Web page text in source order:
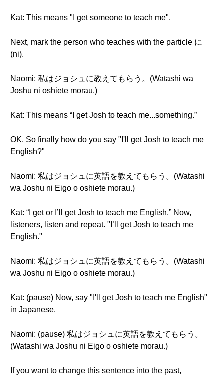
Kat: This means "I get someone to teach me".
Next, mark the person who teaches with the particle に
(ni).
Naomi: 私はジョシュに教えてもらう。(Watashi wa
Joshu ni oshiete morau.)
Kat: This means “I get Josh to teach me...something.”
OK. So finally how do you say "I'll get Josh to teach me
English?"
Naomi: 私はジョシュに英語を教えてもらう。(Watashi
wa Joshu ni Eigo o oshiete morau.)
Kat: “I get or I’ll get Josh to teach me English.” Now,
listeners, listen and repeat. "I’ll get Josh to teach me
English."
Naomi: 私はジョシュに英語を教えてもらう。(Watashi
wa Joshu ni Eigo o oshiete morau.)
Kat: (pause) Now, say "I'll get Josh to teach me English"
in Japanese.
Naomi: (pause) 私はジョシュに英語を教えてもらう。
(Watashi wa Joshu ni Eigo o oshiete morau.)
If you want to change this sentence into the past,